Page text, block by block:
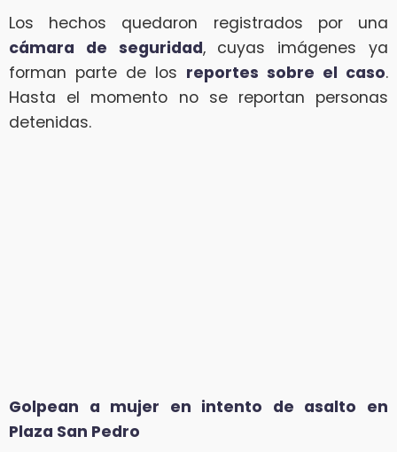
Los hechos quedaron registrados por una
cámara de seguridad, cuyas imágenes ya
forman parte de los reportes sobre el caso.
Hasta el momento no se reportan personas
detenidas.
Golpean a mujer en intento de asalto en
Plaza San Pedro